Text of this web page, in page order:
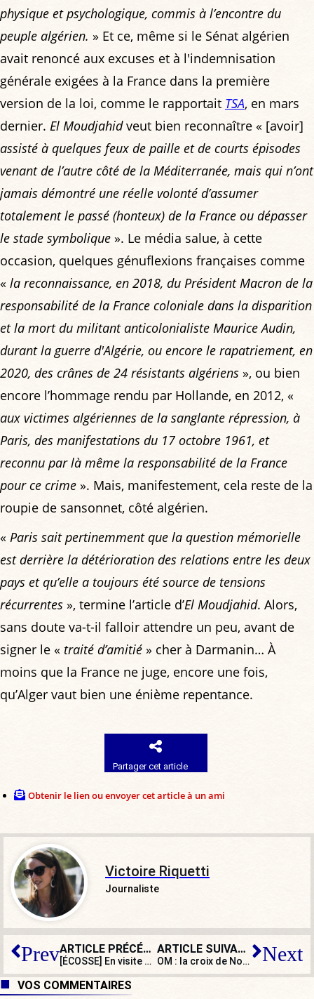
physique et psychologique, commis à l’encontre du
peuple algérien. » Et ce, même si le Sénat algérien
avait renoncé aux excuses et à l'indemnisation
générale exigées à la France dans la première
version de la loi, comme le rapportait TSA, en mars
dernier. El Moudjahidveut bien reconnaître « [avoir]
assisté à quelques feux de paille et de courts épisodes
venant de l’autre côté de la Méditerranée, mais qui n’ont
jamais démontré une réelle volonté d’assumer
totalement le passé (honteux) de la France ou dépasser
le stade symbolique ». Le média salue, à cette
occasion, quelques génuflexions françaises comme
« la reconnaissance, en 2018, du Président Macron de la
responsabilité de la France coloniale dans la disparition
et la mort du militant anticolonialiste Maurice Audin,
durant la guerre d'Algérie, ou encore le rapatriement, en
2020, des crânes de 24 résistants algériens », ou bien
encore l’hommage rendu par Hollande, en 2012, «
aux victimes algériennes de la sanglante répression, à
Paris, des manifestations du 17 octobre 1961, et
reconnu par là même la responsabilité de la France
pour ce crime ». Mais, manifestement, cela reste de la
roupie de sansonnet, côté algérien.
« Paris sait pertinemment que la question mémorielle
est derrière la détérioration des relations entre les deux
pays et qu’elle a toujours été source de tensions
récurrentes », termine l’article d’El Moudjahid. Alors,
sans doute va-t-il falloir attendre un peu, avant de
signer le « traité d’amitié » cher à Darmanin… À
moins que la France ne juge, encore une fois,
qu’Alger vaut bien une énième repentance.
Partager cet article
Obtenir le lien ou envoyer cet article à un ami
Victoire Riquetti
Journaliste
Prev ARTICLE PRÉCÉDENT
[ÉCOSSE] En visite dans une mosquée, un jeune scout ne se prosterne pas
ARTICLE SUIVANT
OM : la croix de Notre-Dame de la Garde effacée d’un tee-shirt officiel ? Next
VOS COMMENTAIRES